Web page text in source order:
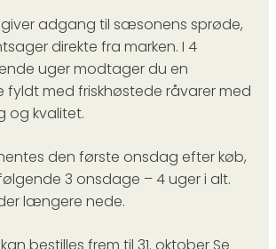
adgang til sæsonens sprøde,
direkte fra marken. I 4
uger modtager du en
fyldt med friskhøstede råvarer med
og kvalitet.
den første onsdag efter køb,
3 onsdage – 4 uger i alt.
længere nede.